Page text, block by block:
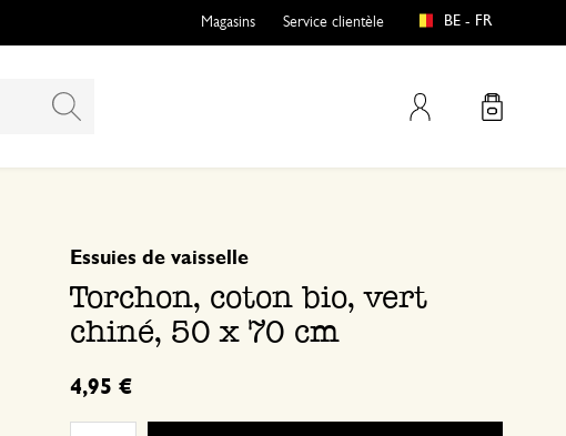
Mon compte
Magasins Service clientèle BE - FR
Torchon, coton bio, vert
chiné, 50 x 70 cm
Essuies de vaisselle
4,95 €